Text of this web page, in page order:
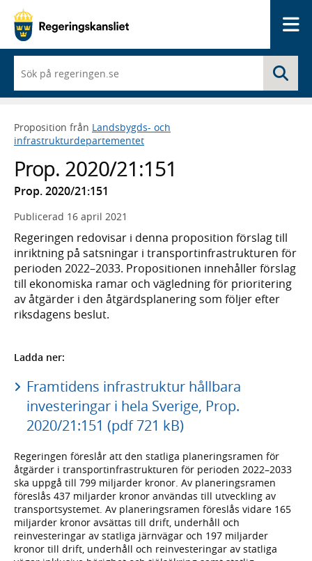
du
börjar
skriva
framträder
en
med
sökförslag
Proposition från Landsbygds- och
infrastrukturdepartementet
Prop. 2020/21:151
Prop. 2020/21:151
Publicerad 16 april 2021
Regeringen redovisar i denna proposition förslag till
inriktning på satsningar i transportinfrastrukturen för
perioden 2022–2033. Propositionen innehåller förslag
till ekonomiska ramar och vägledning för prioritering
av åtgärder i den åtgärdsplanering som följer efter
riksdagens beslut.
Ladda ner:
Framtidens infrastruktur hållbara
investeringar i hela Sverige, Prop.
2020/21:151 (pdf 721 kB)
Regeringen föreslår att den statliga planeringsramen för
åtgärder i transportinfrastrukturen för perioden 2022–2033
ska uppgå till 799 miljarder kronor. Av planeringsramen
föreslås 437 miljarder kronor användas till utveckling av
transportsystemet. Av planeringsramen föreslås vidare 165
miljarder kronor avsättas till drift, underhåll och
reinvesteringar av statliga järnvägar och 197 miljarder
kronor till drift, underhåll och reinvesteringar av statliga